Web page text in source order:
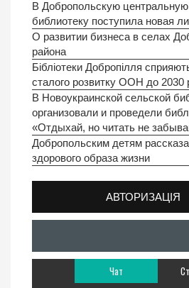
В Добропольскую
библиотеку поступила новая
О развитии бизнеса в селах
района
Бібліотеки Добропілля
сталого розвитку ООН до 2030
В Новоукраинской сельской
организовали и проведели
«Отдыхай, но читать не
Добропольским детям
здорового образа жизни
АВТОРИЗАЦІЯ
Чат